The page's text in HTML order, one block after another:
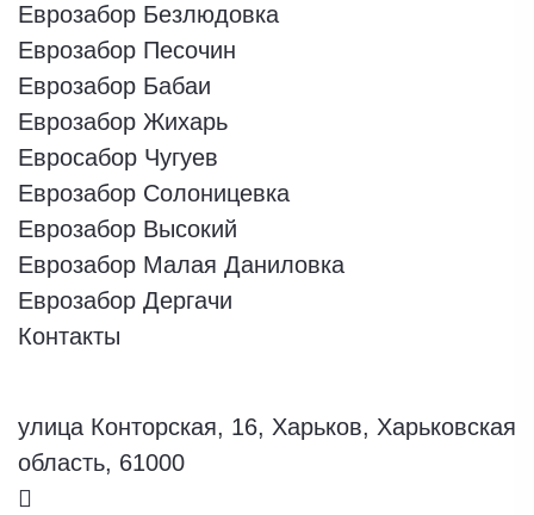
Еврозабор Безлюдовка
Еврозабор Песочин
Еврозабор Бабаи
Еврозабор Жихарь
Евросабор Чугуев
Еврозабор Солоницевка
Еврозабор Высокий
Еврозабор Малая Даниловка
Еврозабор Дергачи
Контакты
улица Конторская, 16, Харьков, Харьковская
область, 61000